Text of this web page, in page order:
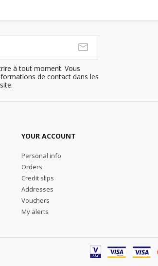
à tout moment. Vous
de contact dans les
YOUR ACCOUNT
Personal info
Orders
Credit slips
Addresses
Vouchers
My alerts